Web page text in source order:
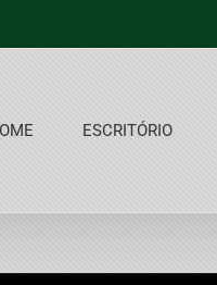
ESCRITÓRIO